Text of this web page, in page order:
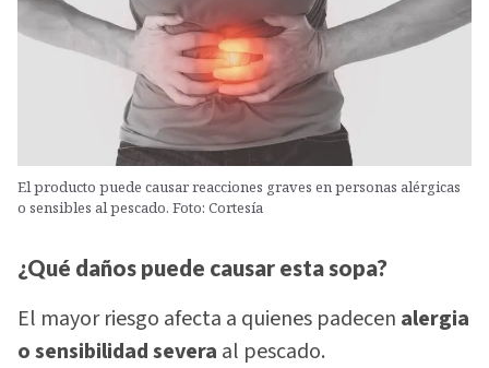
El producto puede causar reacciones graves en personas alérgicas
o sensibles al pescado. Foto: Cortesía
¿Qué daños puede causar esta sopa?
El mayor riesgo afecta a quienes padecen alergia
o sensibilidad severa al pescado.